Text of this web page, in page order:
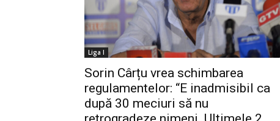
Liga I
Sorin Cârțu vrea schimbarea
regulamentelor: “E inadmisibil ca
după 30 meciuri să nu